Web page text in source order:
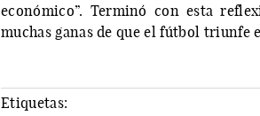
económico”. Terminó con esta
muchas ganas de que el fútbol triunfe
Etiquetas: